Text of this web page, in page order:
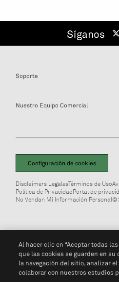
Síganos
Soporte
Nuestro Equipo Comercial
Configuración de cookies
Disclaimers LegalesTérminos de Uso
Política de PrivacidadPortal de
No Vendan Mi Información Personal©
Al hacer clic en “Aceptar todas
que las cookies se guarden en
la navegación del sitio, analizar el
colaborar con nuestros estudios